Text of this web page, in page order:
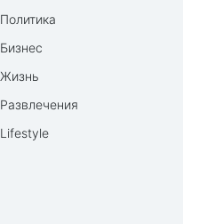
Политика
Бизнес
Жизнь
Развлечения
Lifestyle